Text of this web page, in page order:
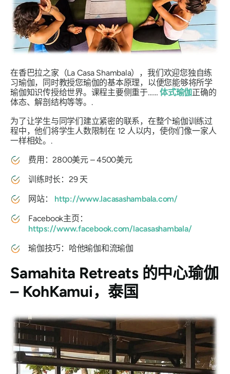
在香巴拉之家（La Casa Shambala），我们欢迎您独自练
习瑜伽，同时教授您瑜伽的基本原理，以便您能够将所学
瑜伽知识传授给世界。课程主要侧重于……体式瑜伽正确的
体态、解剖结构等等。.
为了让学生与同学们建立紧密的联系，在整个瑜伽训练过
程中，他们将学生人数限制在 12 人以内，使你们像一家人
一样相处。.
费用：2800美元 – 4500美元
训练时长：29 天
网站： http://www.lacasashambala.com/
Facebook主页：
https://www.facebook.com/lacasashambala/
瑜伽技巧：哈他瑜伽和流瑜伽
Samahita Retreats 的中心瑜伽
– KohKamui，泰国